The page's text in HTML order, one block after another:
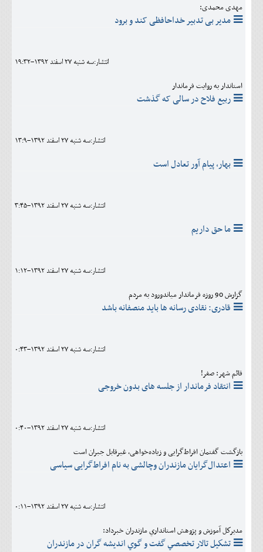
مهدی محمدی:
مدیر بی تدبیر خداحافظی کند و برود
انتشار:سه شنبه 27 اسفند 1392-19:32
استاندار به روایت فرماندار
ربیع فلاح در سالی که گذشت
انتشار:سه شنبه 27 اسفند 1392-13:9
بهار، پیام آور تعادل است
انتشار:سه شنبه 27 اسفند 1392-3:45
ما حق داریم
انتشار:سه شنبه 27 اسفند 1392-1:12
گزارش 90 روزه فرماندار میاندورود به مردم
قادری: نقادی رسانه ها باید منصفانه باشد
انتشار:سه شنبه 27 اسفند 1392-0:43
قائم شهر: صفر!
انتقاد فرماندار از جلسه های بدون خروجی
انتشار:سه شنبه 27 اسفند 1392-0:40
بازگشت گفتمان افراط‌گرایی و زیاده‌خواهی، غیرقابل جبران است
اعتدال‌گرایان مازندران وچالشی به نام افراط‌گرایی سیاسی
انتشار:سه شنبه 27 اسفند 1392-0:11
مديركل آموزش و پژوهش استانداري مازندران خبرداد:
تشكيل تالار تخصصي گفت و گوي انديشه گران در مازندران